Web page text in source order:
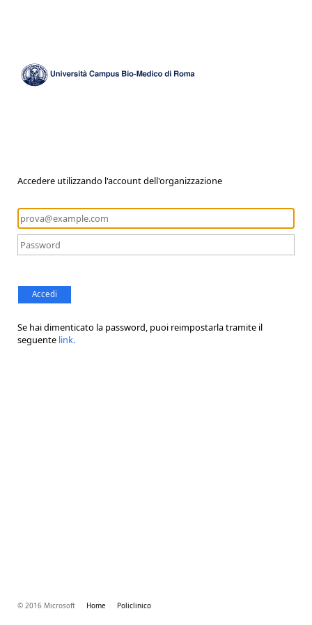
Accedere utilizzando l'account dell'organizzazione
Accedi
Se hai dimenticato la password, puoi reimpostarla tramite il
seguente link.
© 2016 Microsoft Home Policlinico